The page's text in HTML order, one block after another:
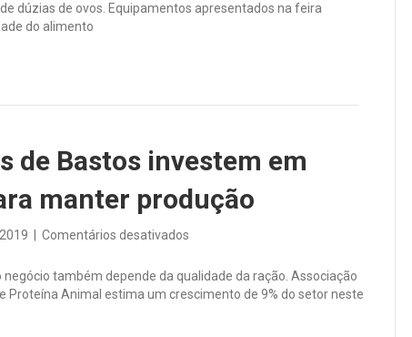
dúzias de ovos. Equipamentos apresentados na feira
do alimento
de Bastos investem em
manter produção
Comentários desativados
de
ovos
negócio também depende da qualidade da ração. Associação
Proteína Animal estima um crescimento de 9% do setor neste